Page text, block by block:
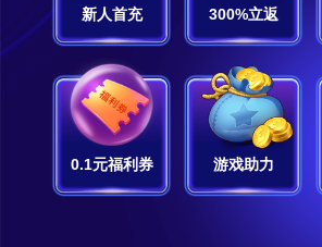
新人首充 300%立返
0.1元福利券 游戏助力